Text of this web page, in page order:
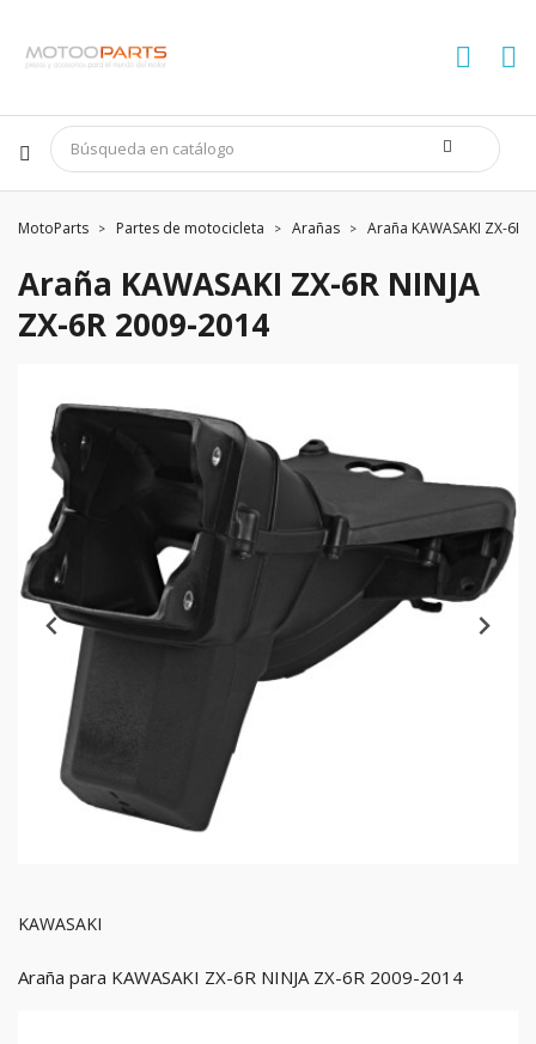
MotoParts Partes de motocicleta Arañas Araña KAWASAKI ZX-6R
Araña KAWASAKI ZX-6R NINJA
ZX-6R 2009-2014
KAWASAKI
Araña para KAWASAKI ZX-6R NINJA ZX-6R 2009-2014